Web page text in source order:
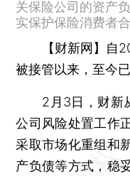
关保险公司的资产
实保护保险消费者
【财新网】 自
被接管以来，至今
2月3日，财新从
公司风险处置工作
采取市场化重组和
产负债等方式，稳